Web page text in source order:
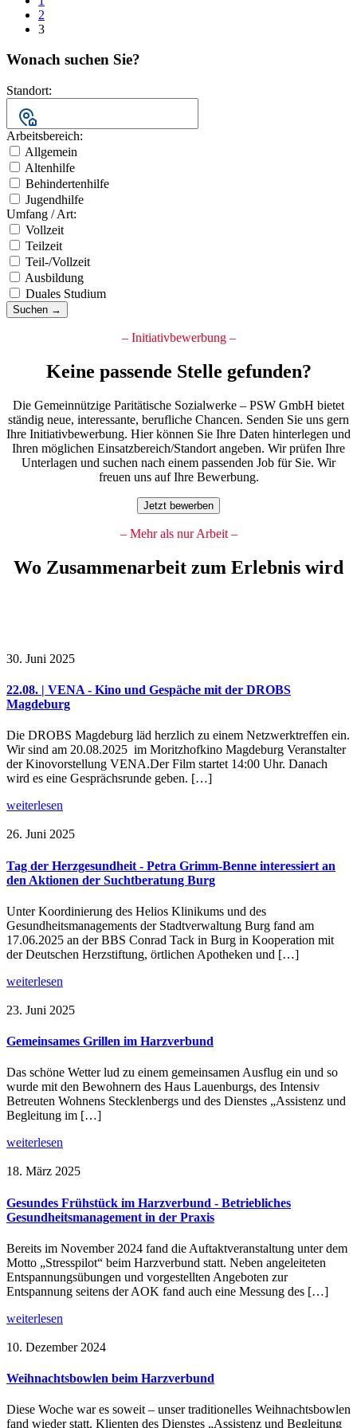
2
3
Wonach suchen Sie?
Standort:
Arbeitsbereich:
Allgemein
Altenhilfe
Behindertenhilfe
Jugendhilfe
Umfang / Art:
Vollzeit
Teilzeit
Teil-/Vollzeit
Ausbildung
Duales Studium
Suchen →
– Initiativbewerbung –
Keine passende Stelle gefunden?
Die Gemeinnützige Paritätische Sozialwerke – PSW GmbH bietet
ständig neue, interessante, berufliche Chancen. Senden Sie uns gern
Ihre Initiativbewerbung. Hier können Sie Ihre Daten hinterlegen und
Ihren möglichen Einsatzbereich/Standort angeben. Wir prüfen Ihre
Unterlagen und suchen nach einem passenden Job für Sie. Wir
freuen uns auf Ihre Bewerbung.
Jetzt bewerben
– Mehr als nur Arbeit –
Wo Zusammenarbeit zum Erlebnis wird
30. Juni 2025
22.08. | VENA - Kino und Gespäche mit der DROBS
Magdeburg
Die DROBS Magdeburg läd herzlich zu einem Netzwerktreffen ein.
Wir sind am 20.08.2025 im Moritzhofkino Magdeburg Veranstalter
der Kinovorstellung VENA.Der Film startet 14:00 Uhr. Danach
wird es eine Gesprächsrunde geben. […]
weiterlesen
26. Juni 2025
Tag der Herzgesundheit - Petra Grimm-Benne interessiert an
den Aktionen der Suchtberatung Burg
Unter Koordinierung des Helios Klinikums und des
Gesundheitsmanagements der Stadtverwaltung Burg fand am
17.06.2025 an der BBS Conrad Tack in Burg in Kooperation mit
der Deutschen Herzstiftung, örtlichen Apotheken und […]
weiterlesen
23. Juni 2025
Gemeinsames Grillen im Harzverbund
Das schöne Wetter lud zu einem gemeinsamen Ausflug ein und so
wurde mit den Bewohnern des Haus Lauenburgs, des Intensiv
Betreuten Wohnens Stecklenbergs und des Dienstes „Assistenz und
Begleitung im […]
weiterlesen
18. März 2025
Gesundes Frühstück im Harzverbund - Betriebliches
Gesundheitsmanagement in der Praxis
Bereits im November 2024 fand die Auftaktveranstaltung unter dem
Motto „Stresspilot“ beim Harzverbund statt. Neben angeleiteten
Entspannungsübungen und vorgestellten Angeboten zur
Entspannung seitens der AOK fand auch eine Messung des […]
weiterlesen
10. Dezember 2024
Weihnachtsbowlen beim Harzverbund
Diese Woche war es soweit – unser traditionelles Weihnachtsbowlen
fand wieder statt. Klienten des Dienstes „Assistenz und Begleitung